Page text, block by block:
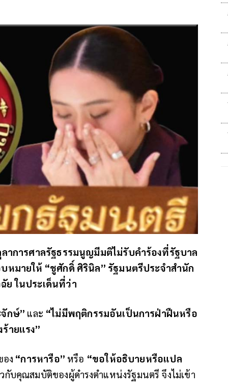
าการศาลรัฐธรรมนูญมีมติไม่รับคำร้องที่รัฐบาล
มายให้ “ชูศักดิ์ ศิรินิล” รัฐมนตรีประจำสำนัก
ในประเด็นที่ว่า
กษ์” และ “ไม่มีพฤติกรรมอันเป็นการฝ่าฝืนหรือ
ายแรง”
อง “การหารือ” หรือ “ขอให้อธิบายหรือแปล
บคุณสมบัติของผู้ดำรงตำแหน่งรัฐมนตรี จึงไม่เข้า